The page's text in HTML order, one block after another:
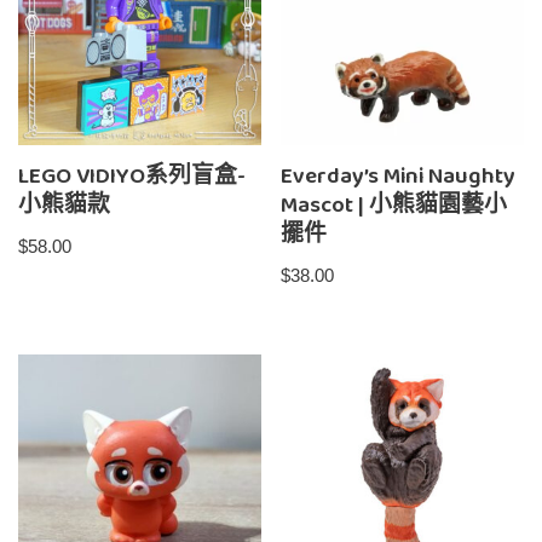
LEGO VIDIYO系列盲盒-
小熊貓款
$58.00
Everday’s Mini Naughty
Mascot | 小熊貓園藝小
擺件
$38.00